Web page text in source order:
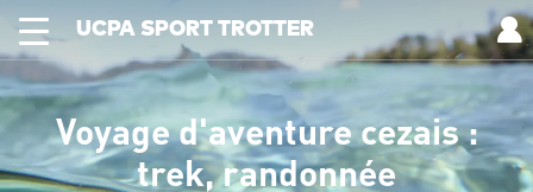
UCPA SPORT TROTTER
Voyage d'aventure cezais :
trek, randonnée